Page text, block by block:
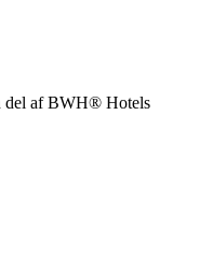
af BWH® Hotels